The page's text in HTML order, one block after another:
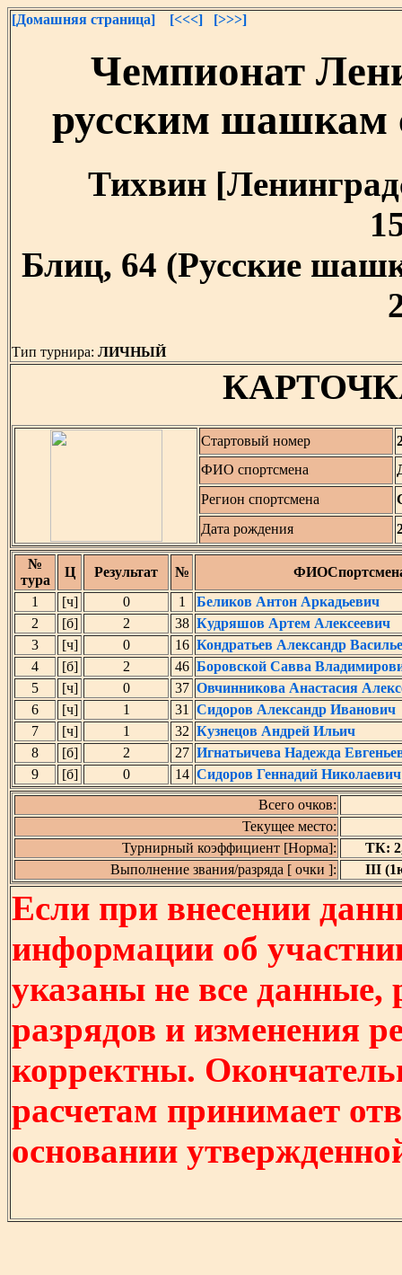
[Домашняя страница] [<<<] [>>>]
Чемпионат
русским шашкам
Тихвин
Блиц, 64 (Русские
Тип турнира: ЛИЧНЫЙ
Стартовый номер
ФИО спортсмена
Регион спортсмена
Дата рождения
№
тура
Ц Результат №
1
[ч] 0 1
Беликов Антон Аркадьевич
2
[б] 2 38 Кудряшов Артем Алексеевич
3
[ч] 0 16 Кондратьев Александр
4
[б] 2 46 Боровской Савва
5
[ч] 0 37 Овчинникова Анастасия
6
[ч] 1 31
Сидоров Александр Иванович
7
[ч] 1 32 Кузнецов Андрей Ильич
8
[б] 2 27 Игнатьичева Надежда
9
[б] 0 14 Сидоров Геннадий Николаевич
Всего очков:
Текущее место:
Турнирный коэффициент [Норма]:
ТК:
Выполнение звания/разряда [ очки ]:
III
Если при внесении
информации об
указаны не все
разрядов и изменения
корректны.
расчетам принимает
основании